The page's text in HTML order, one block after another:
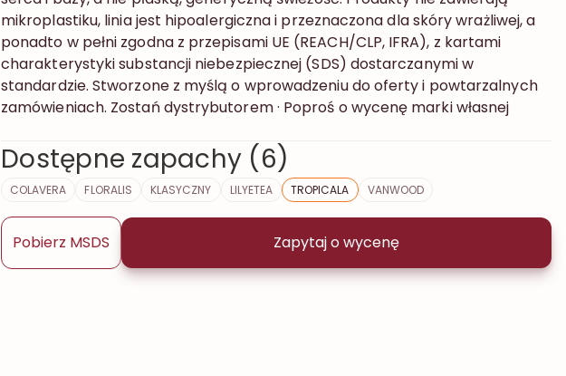
mikroplastiku, linia jest hipoalergiczna i przeznaczona dla skóry wrażliwej, a
ponadto w pełni zgodna z przepisami UE (REACH/CLP, IFRA), z kartami
charakterystyki substancji niebezpiecznej (SDS) dostarczanymi w
standardzie. Stworzone z myślą o wprowadzeniu do oferty i powtarzalnych
zamówieniach. Zostań dystrybutorem · Poproś o wycenę marki własnej
Dostępne zapachy (6)
COLAVERA FLORALIS KLASYCZNY LILYETEA TROPICALA VANWOOD
Pobierz MSDS Zapytaj o wycenę